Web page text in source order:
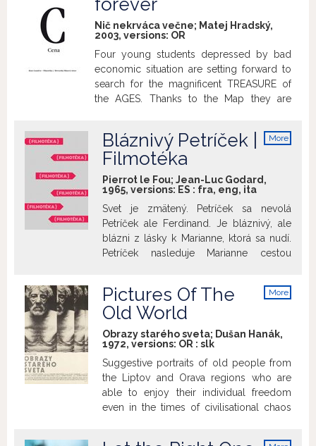
spoločenské problémy. Dej filmu
z ktorej je podozrivá jeho manželka a jej
milenec, pričom je tu rozvíjaná téma
spravodlivosti a morálneho
rozhodovania v konkrétnom prípade.
Film uvádzame pri príležitosti 90. výročia
narodenia herečky Annie Girardot (25. 10.
forever
Nič nekrváca večne; Matej Hradský,
2003, versions: OR
Four young students depressed by bad
economic situation are setting forward to
search for the magnificent TREASURE of
the AGES. Thanks to the Map they are
however they find out that the castle still
has got its guardian.
More
Bláznivý Petríček |
Filmotéka
Pierrot le Fou; Jean-Luc Godard,
1965, versions: ES : fra, eng, ita
Svet je zmätený. Petríček sa nevolá
Petríček ale Ferdinand. Je bláznivý, ale
blázni z lásky k Marianne, ktorá sa nudí.
Petríček nasleduje Marianne cestou
bláznivý, zábavný, farebný, plný života,
radosti a hry – taký je Godardov Bláznivý
smrti. Film ponúka mnohé poklady tomu,
kto sa naladí na jeho vlnu a nechá sa
voľne unášať... Film uvádzame ako poctu
nedávno zosnulému hercovi Jean-Paul
Belmondovi (9. 4. 1933 – 6. 9. 2021).
More
Pictures Of The
Old World
Obrazy starého sveta; Dušan Hanák,
1972, versions: OR : slk
Suggestive portraits of old people from
the Liptov and Orava regions who are
able to enjoy their individual freedom
even in the times of civilisational chaos